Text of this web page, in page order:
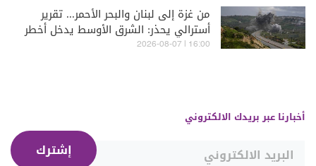
من غزة إلى لبنان والبحر الأحمر... تقرير
أسترالي يحذر: الشرق الأوسط يدخل أخطر
مراحله
16:00 | 2026-08-07
أخبارنا عبر بريدك الالكتروني
إشترك